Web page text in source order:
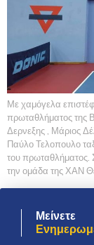
Με χαμόγελα
πρωταθλήματος της
Δερνεξης , Μάριος
Παύλο Τελοπουλο
του πρωταθλήματος.
την ομάδα της ΧΑΝ
Μείνετε